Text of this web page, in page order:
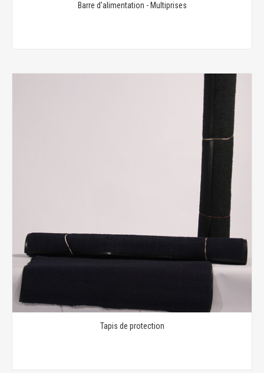
Barre d'alimentation - Multiprises
Tapis de protection